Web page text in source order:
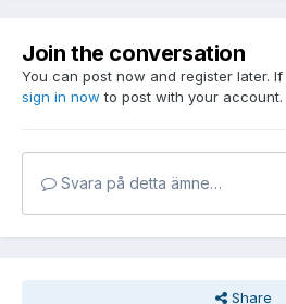
Join the conversation
You can post now and register later.
sign in now to post with your account.
Svara på detta ämne…
Share